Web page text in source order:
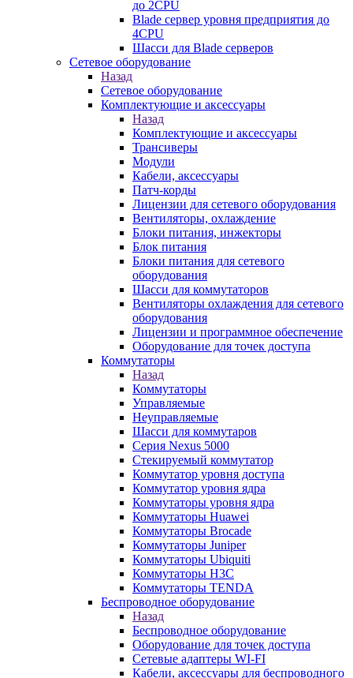
до 2CPU
Blade сервер уровня предприятия до
4CPU
Шасси для Blade серверов
Сетевое оборудование
Назад
Сетевое оборудование
Комплектующие и аксессуары
Назад
Комплектующие и аксессуары
Трансиверы
Модули
Кабели, аксессуары
Патч-корды
Лицензии для сетевого оборудования
Вентиляторы, охлаждение
Блоки питания, инжекторы
Блок питания
Блоки питания для сетевого
оборудования
Шасси для коммутаторов
Вентиляторы охлаждения для сетевого
оборудования
Лицензии и программное обеспечение
Оборудование для точек доступа
Коммутаторы
Назад
Коммутаторы
Управляемые
Неуправляемые
Шасси для коммутаров
Серия Nexus 5000
Стекируемый коммутатор
Коммутатор уровня доступа
Коммутатор уровня ядра
Коммутаторы уровня ядра
Коммутаторы Huawei
Коммутаторы Brocade
Коммутаторы Juniper
Коммутаторы Ubiquiti
Коммутаторы H3C
Коммутаторы TENDA
Беспроводное оборудование
Назад
Беспроводное оборудование
Оборудование для точек доступа
Сетевые адаптеры WI-FI
Кабели, аксессуары для беспроводного